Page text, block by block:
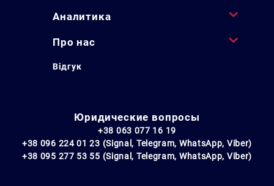
Аналитика
Про нас
Відгук
Юридические вопросы
+38 063 077 16 19
+38 096 224 01 23 (Signal, Telegram, WhatsApp, Viber)
+38 095 277 53 55 (Signal, Telegram, WhatsApp, Viber)